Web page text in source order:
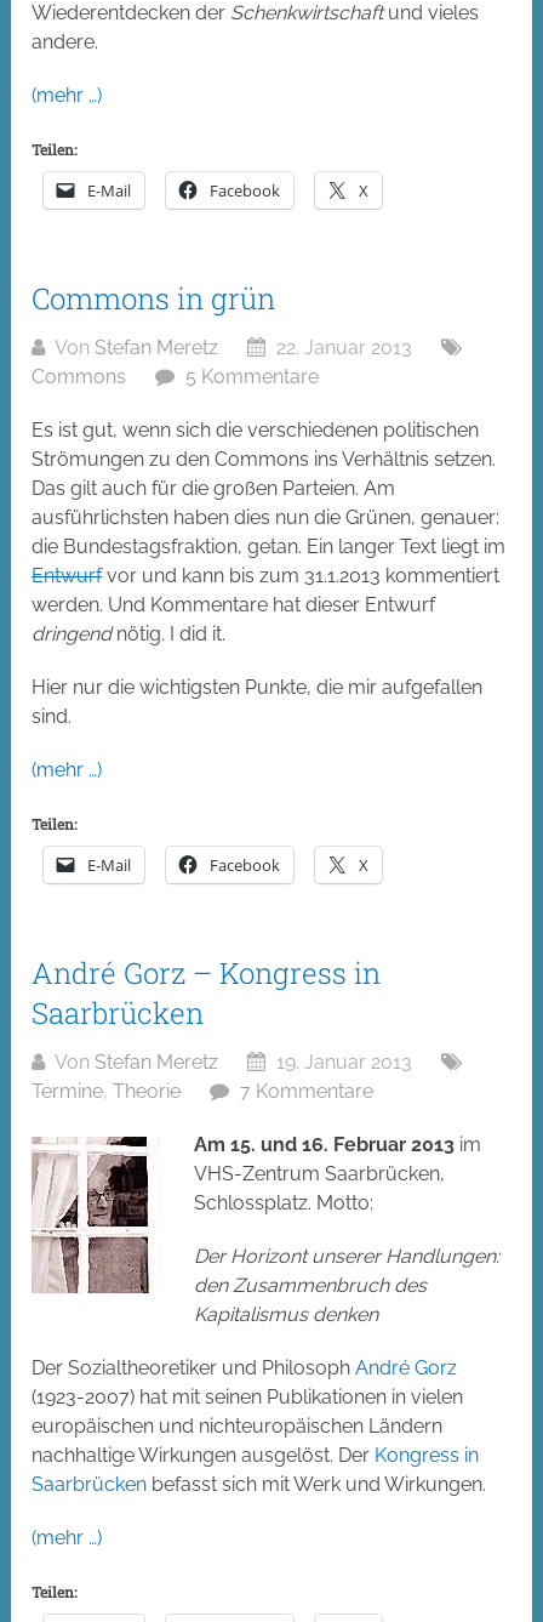
Wiederentdecken der Schenkwirtschaftund vieles
andere.
(mehr …)
Teilen:
E-Mail Facebook X
Commons in grün
Von Stefan Meretz
22. Januar 2013
Commons
5 Kommentare
Es ist gut, wenn sich die verschiedenen politischen
Strömungen zu den Commons ins Verhältnis setzen.
Das gilt auch für die großen Parteien. Am
ausführlichsten haben dies nun die Grünen, genauer:
die Bundestagsfraktion, getan. Ein langer Text liegt im
Entwurfvor und kann bis zum 31.1.2013 kommentiert
werden. Und Kommentare hat dieser Entwurf
dringendnötig. I did it.
Hier nur die wichtigsten Punkte, die mir aufgefallen
sind.
(mehr …)
Teilen:
E-Mail Facebook X
André Gorz – Kongress in
Saarbrücken
Von Stefan Meretz
19. Januar 2013
Termine,Theorie 7 Kommentare
Am 15. und 16. Februar 2013 im
VHS-Zentrum Saarbrücken,
Schlossplatz. Motto:
Der Horizont unserer Handlungen:
den Zusammenbruch des
Kapitalismus denken
Der Sozialtheoretiker und PhilosophAndré Gorz
(1923-2007) hat mit seinen Publikationen in vielen
europäischen und nichteuropäischen Ländern
nachhaltige Wirkungen ausgelöst. Der Kongress in
Saarbrücken befasst sich mit Werk und Wirkungen.
(mehr …)
Teilen: